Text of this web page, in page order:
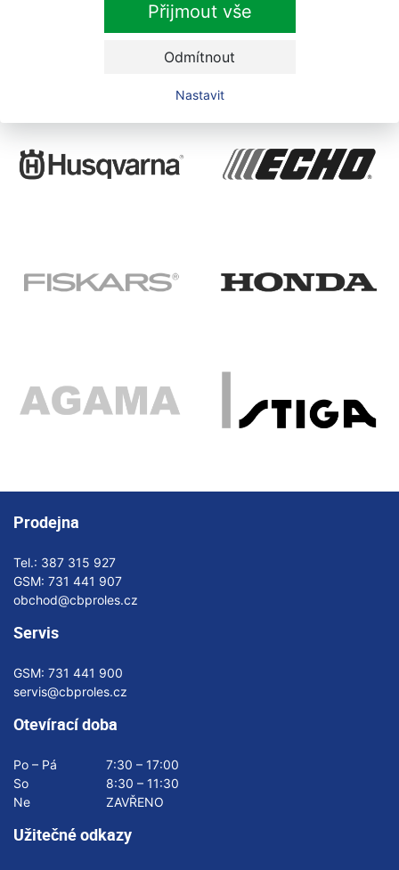
Přijmout vše
Odmítnout
Nastavit
Prodejna
Tel.: 387 315 927
GSM: 731 441 907
obchod@cbproles.cz
Servis
GSM: 731 441 900
servis@cbproles.cz
Otevírací doba
Po – Pá
7:30 – 17:00
So
8:30 – 11:30
Ne
ZAVŘENO
Užitečné odkazy